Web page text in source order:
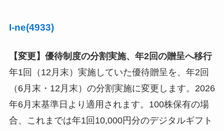
I-ne(4933)
【変更】優待制度の分割実施、年2回の贈呈へ移行
年1回（12月末）実施していた優待贈呈を、年2回
（6月末・12月末）の分割実施に変更します。2026
年6月末基準日より適用されます。100株保有の場
合、これまでは年1回10,000円分のデジタルギフト